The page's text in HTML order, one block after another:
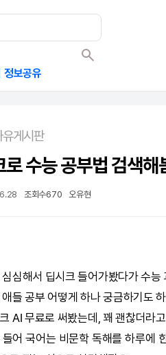
정보공유
게시판
로 수능 공부법 검색해
조회수670 오유현
심해서 딥시크 들어가봤다가 수능
들 공부 어떻게 하나 궁금하기도
AI 무료로 써봤는데, 꽤 괜찮더라
들어 국어는 비문학 독해를 하루에